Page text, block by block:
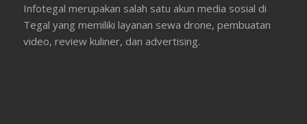
Infotegal merupakan salah satu akun media sosial di
Tegal yang memiliki layanan sewa drone, pembuatan
video, review kuliner, dan advertising.